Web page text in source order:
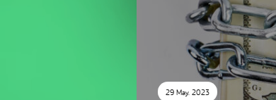
29 May. 2023